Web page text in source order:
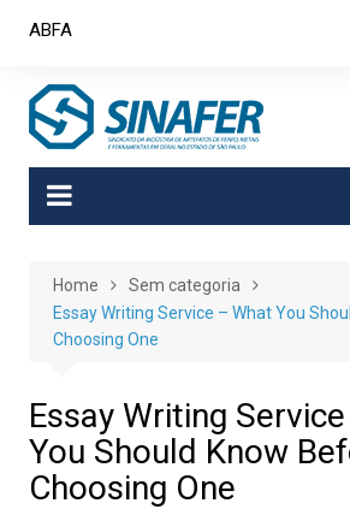
ABFA
Home
Sem categoria
Essay Writing Service – What You
Choosing One
Essay Writing
You Should Know
Choosing One